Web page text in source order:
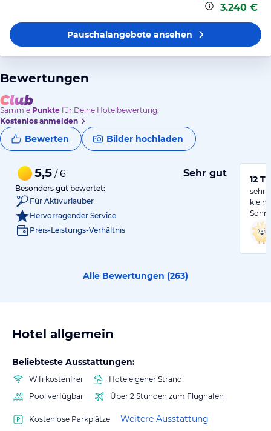
3.240 €
Pauschalangeboteansehen
Bewertungen
Sammle Punkte für Deine Hotelbewertung.
Kostenlos anmelden
Bewerten Bilder hochladen
5,5 / 6 Sehr gut
Besonders gut bewertet:
Für Aktivurlauber
Hervorragender Service
Preis-Leistungs-Verhältnis
12
sehr
Alle Bewertungen (263)
Hotel allgemein
Beliebteste Ausstattungen:
Wifi kostenfrei
Hoteleigener Strand
Pool verfügbar
Über 2 Stunden zum Flughafen
Kostenlose Parkplätze Weitere Ausstattung